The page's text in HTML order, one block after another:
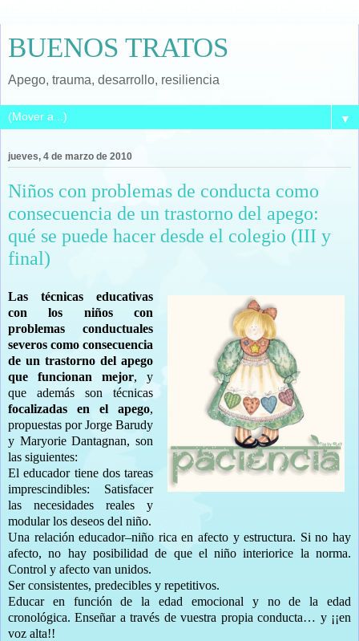
BUENOS TRATOS
Apego, trauma, desarrollo, resiliencia
▼
jueves, 4 de marzo de 2010
Niños con problemas de conducta como
consecuencia de un trastorno del apego:
qué se puede hacer desde el colegio (III y
final)
Las técnicas educativas
con los niños con
problemas conductuales
severos como consecuencia
de un trastorno del apego
que funcionan mejor, y
que además son técnicas
focalizadas en el apego,
propuestas por Jorge Barudy
y Maryorie Dantagnan, son
las siguientes:
El educador tiene dos tareas
imprescindibles: Satisfacer
las necesidades reales y
modular los deseos del niño.
Una relación educador–niño rica en afecto y estructura. Si no hay
afecto, no hay posibilidad de que el niño interiorice la norma.
Control y afecto van unidos.
Ser consistentes, predecibles y repetitivos.
Educar en función de la edad emocional y no de la edad
cronológica. Enseñar a través de vuestra propia conducta… y ¡¡en
voz alta!!